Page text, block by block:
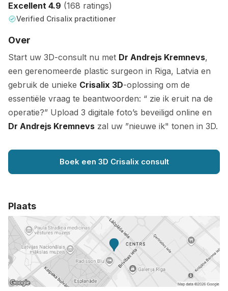
Excellent 4.9 (168 ratings)
Verified Crisalix practitioner
Over
Start uw 3D-consult nu met Dr Andrejs Kremnevs,
een gerenomeerde plastic surgeon in Riga, Latvia en
gebruik de unieke Crisalix 3D-oplossing om de
essentiële vraag te beantwoorden: “ zie ik eruit na de
operatie?” Upload 3 digitale foto’s beveiligd online en
Dr Andrejs Kremnevs zal uw ”nieuwe ik" tonen in 3D.
Boek een 3D Crisalix consult
Plaats